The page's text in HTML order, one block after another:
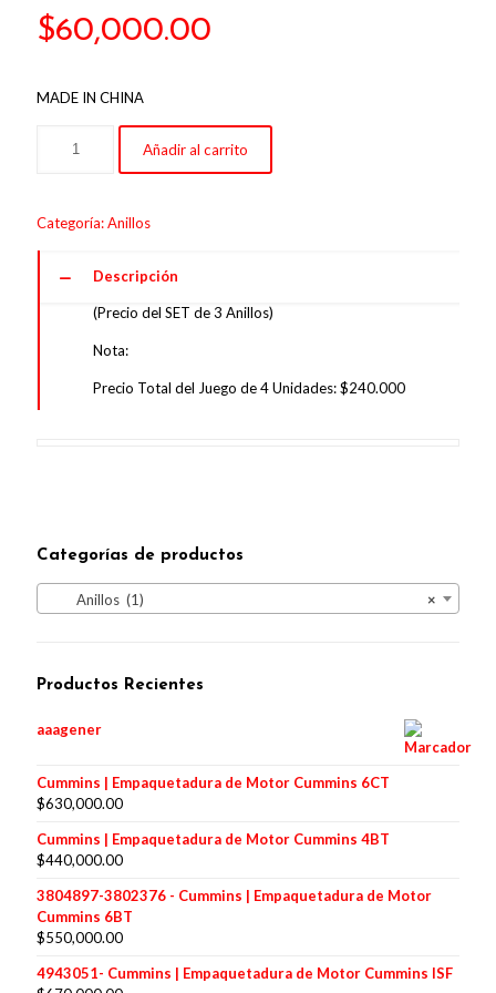
$60,000.00
MADE IN CHINA
Añadir al carrito
Categoría:Anillos
Descripción
(Precio del SET de 3 Anillos)
Nota:
Precio Total del Juego de 4 Unidades: $240.000
Categorías de productos
×
Anillos (1)
Productos Recientes
aaagener
Cummins | Empaquetadura de Motor Cummins 6CT
$630,000.00
Cummins | Empaquetadura de Motor Cummins 4BT
$440,000.00
3804897-3802376 - Cummins | Empaquetadura de Motor
Cummins 6BT
$550,000.00
4943051- Cummins | Empaquetadura de Motor Cummins ISF